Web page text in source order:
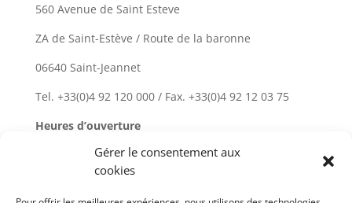
Gérer le consentement aux
cookies
560 Avenue de Saint Esteve
ZA de Saint-Estève / Route de la baronne
06640 Saint-Jeannet
Tel. +33(0)4 92 120 000 / Fax. +33(0)4 92 12 03 75
Heures d’ouverture
Du lundi au vendredi : 8h00–17h00